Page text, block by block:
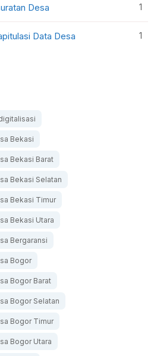
Desa 1
Data Desa 1
Bekasi
Bekasi Barat
Bekasi Selatan
Bekasi Timur
Bekasi Utara
Bergaransi
Bogor
Bogor Barat
Bogor Selatan
Bogor Timur
Bogor Utara